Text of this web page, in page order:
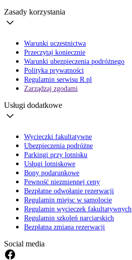
Zasady korzystania
Warunki uczestnictwa
Przeczytaj koniecznie
Warunki ubezpieczenia podróżnego
Polityka prywatności
Regulamin serwisu R.pl
Zarządzaj zgodami
Usługi dodatkowe
Wycieczki fakultatywne
Ubezpieczenia podróżne
Parkingi przy lotnisku
Usługi lotniskowe
Bony podarunkowe
Pewność niezmiennej ceny
Bezpłatne odwołanie rezerwacji
Regulamin miejsc w samolocie
Regulamin wycieczek fakultatywnych
Regulamin szkoleń narciarskich
Bezpłatna zmiana rezerwacji
Social media